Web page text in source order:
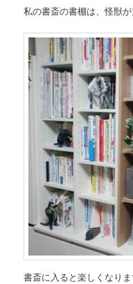
私の書斎の書棚は、怪獣
書斎に入ると楽しくなりま